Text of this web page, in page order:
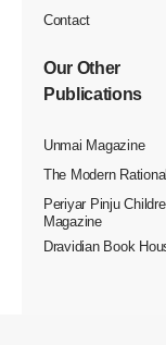
Contact
Our Other
Publications
Unmai Magazine
The Modern
Periyar Pinju
Magazine
Dravidian Book